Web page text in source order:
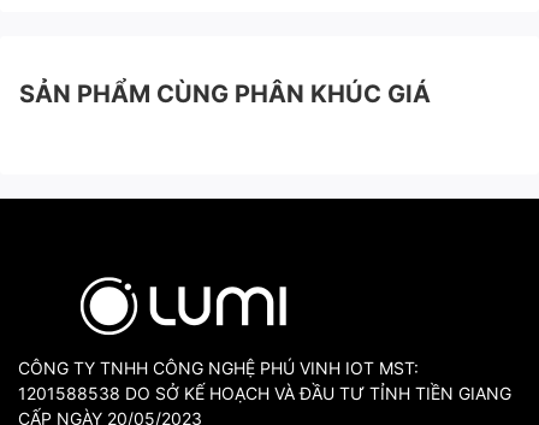
SẢN PHẨM CÙNG PHÂN KHÚC GIÁ
CÔNG TY TNHH CÔNG NGHỆ PHÚ VINH IOT MST:
1201588538 DO SỞ KẾ HOẠCH VÀ ĐẦU TƯ TỈNH TIỀN GIANG
CẤP NGÀY 20/05/2023